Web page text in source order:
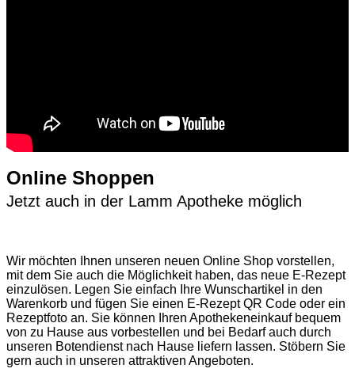
Online Shoppen
Jetzt auch in der Lamm Apotheke möglich
Wir möchten Ihnen unseren neuen Online Shop vorstellen,
mit dem Sie auch die Möglichkeit haben, das neue E-Rezept
einzulösen. Legen Sie einfach Ihre Wunschartikel in den
Warenkorb und fügen Sie einen E-Rezept QR Code oder ein
Rezeptfoto an. Sie können Ihren Apothekeneinkauf bequem
von zu Hause aus vorbestellen und bei Bedarf auch durch
unseren Botendienst nach Hause liefern lassen. Stöbern Sie
gern auch in unseren attraktiven Angeboten.